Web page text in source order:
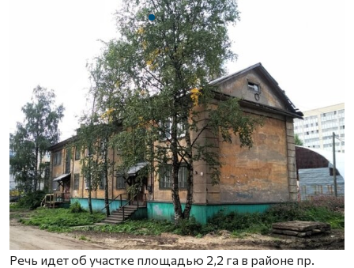
Речь идет об участке площадью 2,2 га в районе пр.